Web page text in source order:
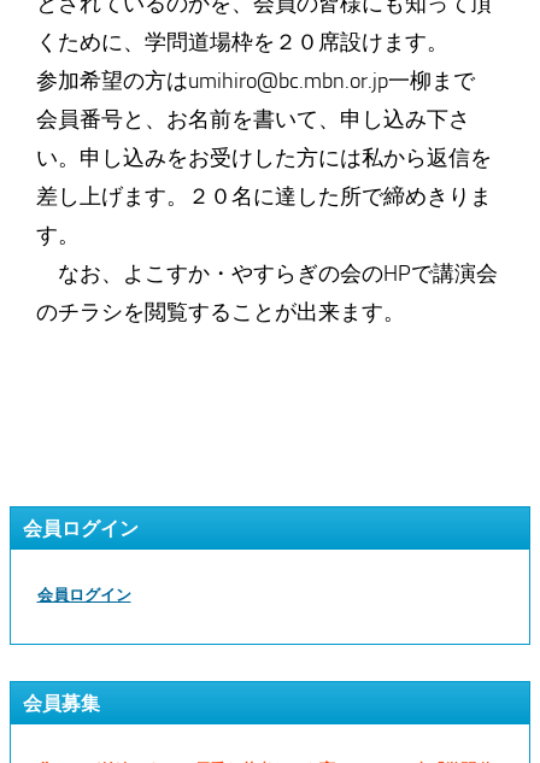
くために、学問道場枠を２０席設けます。
参加希望の方はumihiro@bc.mbn.or.jp一柳まで
会員番号と、お名前を書いて、申し込み下さ
い。申し込みをお受けした方には私から返信を
差し上げます。２０名に達した所で締めきりま
す。
なお、よこすか・やすらぎの会のHPで講演会
のチラシを閲覧することが出来ます。
会員ログイン
会員ログイン
会員募集